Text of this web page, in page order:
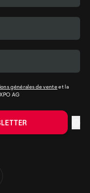
générales de venteet la
AG